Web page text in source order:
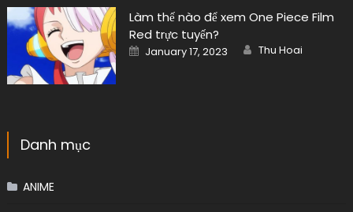
Làm thế nào để xem One Piece Film
Red trực tuyến?
Posted
on
January 17, 2023 Author
Thu Hoai
Danh mục
ANIME